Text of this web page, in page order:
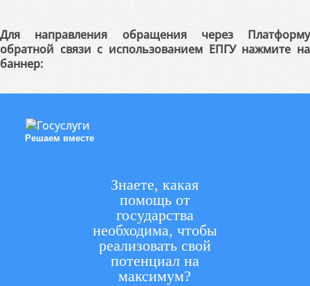
Для направления обращения через Платформу
обратной связи с использованием ЕПГУ нажмите на
баннер:
Решаем вместе
Знаете, какая
помощь от
государства
необходима, чтобы
реализовать свой
потенциал на
максимум?